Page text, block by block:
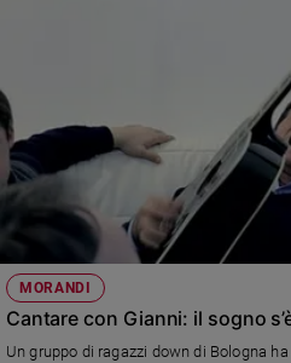
MORANDI
Cantare con Gianni: il sogno
Un gruppo di ragazzi down di Bologna